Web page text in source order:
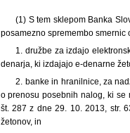
(1) S tem sklepom Banka
posamezno spremembo smernic
1. družbe za izdajo
denarja, ki izdajajo e-denarne
2. banke in hranilnice, za
o prenosu posebnih nalog, ki
št. 287 z dne 29. 10. 2013, str.
žetonov, in